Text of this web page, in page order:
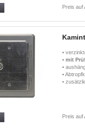
Preis auf
•
• mit
•
•
•
Preis auf